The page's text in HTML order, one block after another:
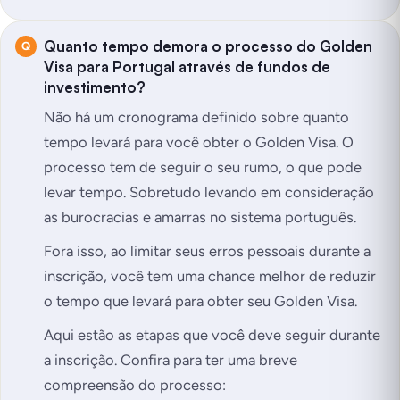
Quanto tempo demora o processo do Golden
Visa para Portugal através de fundos de
investimento?
Não há um cronograma definido sobre quanto
tempo levará para você obter o Golden Visa. O
processo tem de seguir o seu rumo, o que pode
levar tempo. Sobretudo levando em consideração
as burocracias e amarras no sistema português.
Fora isso, ao limitar seus erros pessoais durante a
inscrição, você tem uma chance melhor de reduzir
o tempo que levará para obter seu Golden Visa.
Aqui estão as etapas que você deve seguir durante
a inscrição. Confira para ter uma breve
compreensão do processo: